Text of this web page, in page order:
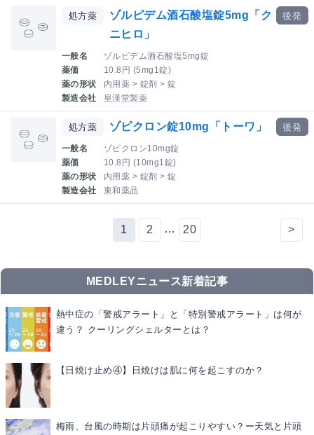
処方薬
ゾルピデム酒石酸塩錠5mg「ク
ニヒロ」
一般名
ゾルピデム酒石酸塩5mg錠
薬価
10.8円 (5mg1錠)
薬の形状
内用薬 > 錠剤 > 錠
製造会社
皇漢堂製薬
後発
処方薬 ゾピクロン錠10mg「トーワ」
一般名
ゾピクロン10mg錠
薬価
10.8円 (10mg1錠)
薬の形状
内用薬 > 錠剤 > 錠
製造会社
東和薬品
後発
1 2 … 20 >
MEDLEYニュース新着記事
熱中症の「警戒アラート」と「特別警戒アラート」は何が
違う？ クーリングシェルターとは？
【日焼け止め④】日焼けは肌に何を起こすのか？
梅雨、台風の時期は片頭痛が起こりやすい？ー天気と片頭